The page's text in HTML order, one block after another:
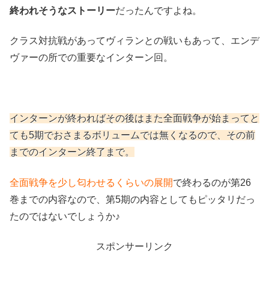
終われそうなストーリーだったんですよね。
クラス対抗戦があってヴィランとの戦いもあって、エンデ
ヴァーの所での重要なインターン回。
インターンが終わればその後はまた全面戦争が始まってと
ても5期でおさまるボリュームでは無くなるので、その前
までのインターン終了まで。
全面戦争を少し匂わせるくらいの展開で終わるのが第26
巻までの内容なので、第5期の内容としてもピッタリだっ
たのではないでしょうか♪
スポンサーリンク